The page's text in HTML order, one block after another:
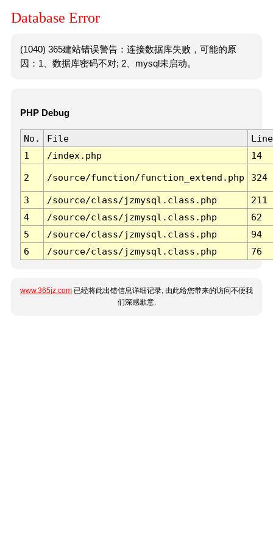
Database Error
(1040) 365建站错误警告：连接数据库失败，可能的原
因：1、数据库密码不对; 2、mysql未启动。
PHP Debug
No. File
Line
1
/index.php 14
2 /source/function/function_extend.php 324
3 /source/class/jzmysql.class.php
211
4
/source/class/jzmysql.class.php
62
5
/source/class/jzmysql.class.php
94
6
/source/class/jzmysql.class.php 76
www.365jz.com 已经将此出错信息详细记录, 由此给您带来的访问不便我
们深感歉意.